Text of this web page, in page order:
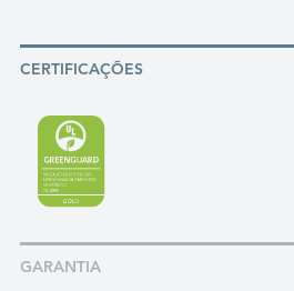
CERTIFICAÇÕES
GARANTIA